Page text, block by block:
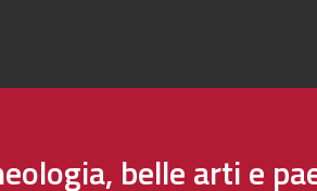
belle arti e